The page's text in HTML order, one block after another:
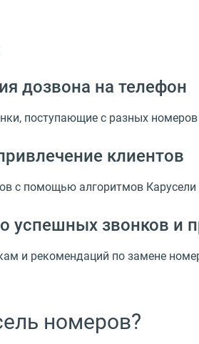
дозвона на телефон
поступающие с разных номеров
клиентов
с помощью алгоритмов
успешных звонков и
и рекомендаций по замене
номеров?